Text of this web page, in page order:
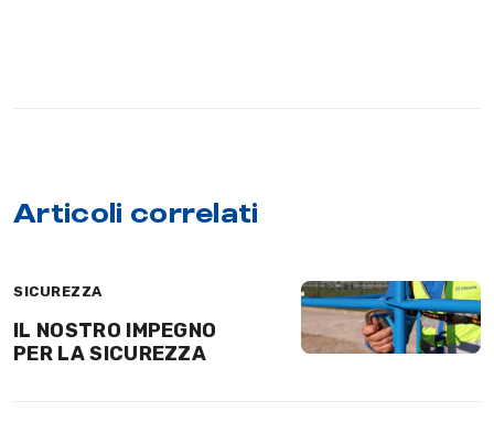
Articoli correlati
SICUREZZA
IL NOSTRO IMPEGNO
PER LA SICUREZZA